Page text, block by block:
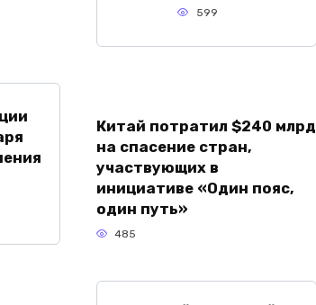
599
Китай потратил $240 млрд
на спасение стран,
участвующих в
инициативе «Один пояс,
один путь»
485